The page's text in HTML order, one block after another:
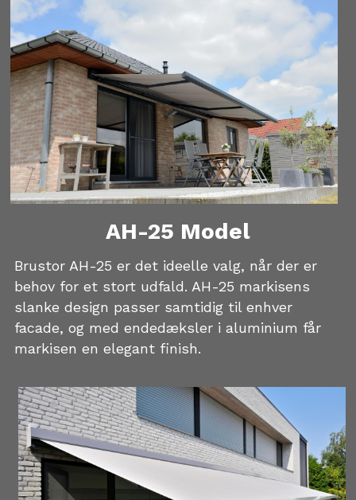
AH-25 Model
Brustor AH-25 er det ideelle valg, når der er
behov for et stort udfald. AH-25 markisens
slanke design passer samtidig til enhver
facade, og med endedæksler i aluminium får
markisen en elegant finish.